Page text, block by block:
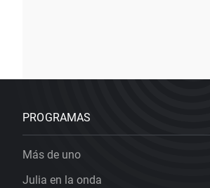
PROGRAMAS
Más de uno
Julia en la onda